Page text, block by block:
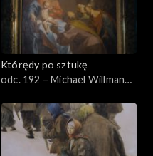
Którędy po sztukę
odc. 192 – Michael Willmann,